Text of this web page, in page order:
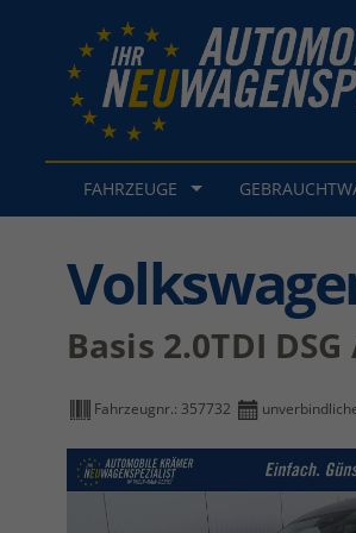
FAHRZEUGE
Basis 2.0TDI
Fahrzeugnr.: 357732